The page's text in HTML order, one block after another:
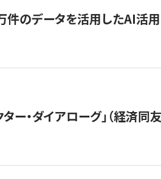
件のデータを活用したAI活
ー・ダイアローグ」（経済同